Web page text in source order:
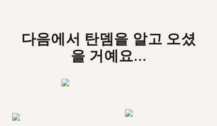
다음에서 탄뎀을 알고 오셨
을 거예요...